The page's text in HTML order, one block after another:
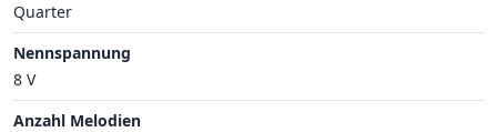
Quarter
Nennspannung
8 V
Anzahl Melodien